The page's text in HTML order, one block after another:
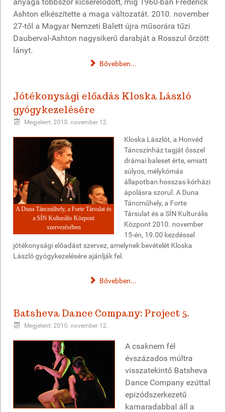
Ashton elkészítette a maga változatát. 2010. november
27-től a Magyar Nemzeti Balett újra műsorára tűzi
Dauberval-Ashton nagysikerű darabját a Rosszul őrzött
lányt.
Bővebben...
Jótékonysági előadás Kloska László
gyógykezelésére
Megjelent: 2010. november 12.
A Duna Táncműhely, a Forte Társulat és
a SÍN Kulturális Központ
szervezésében
Kloska Lászlót, a Honvéd
Táncszínház tagját ősszel
drámai baleset érte, emiatt
súlyos, mélykómás
állapotban hosszas kórházi
ápolásra szorul. A Duna
Táncműhely, a Forte
Társulat és a SÍN Kulturális
Központ 2010. november
15-én, 19.00 kezdéssel
jótékonysági előadást szervez, amelynek bevételét Kloska
László gyógykezelésére ajánlják fel.
Bővebben...
Batsheva Dance Company: Project 5.
Megjelent: 2010. november 12.
A csaknem fél
évszázados múltra
visszatekintő Batsheva
Dance Company ezúttal
epizódszerkezetű
kamaradabbal áll a